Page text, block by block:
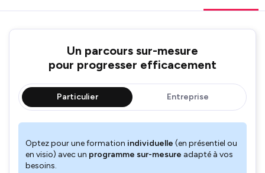
Un parcours sur-mesure
pour progresser efficacement
Particulier Entreprise
Optez pour une formation individuelle (en présentiel ou
en visio) avec un programme sur-mesure adapté à vos
besoins.